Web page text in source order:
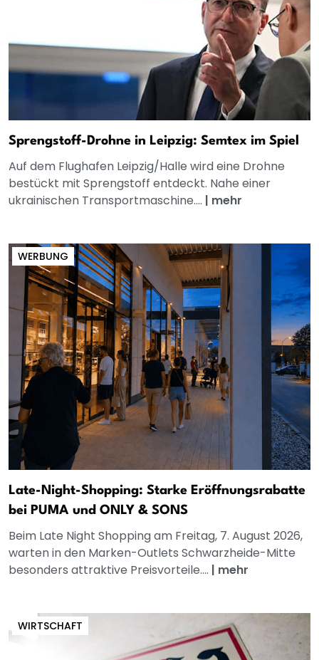
Sprengstoff-Drohne in Leipzig: Semtex im Spiel
Auf dem Flughafen Leipzig/Halle wird eine Drohne
bestückt mit Sprengstoff entdeckt. Nahe einer
ukrainischen Transportmaschine.... | mehr
WERBUNG
Late-Night-Shopping: Starke Eröffnungsrabatte
bei PUMA und ONLY & SONS
Beim Late Night Shopping am Freitag, 7. August 2026,
warten in den Marken-Outlets Schwarzheide-Mitte
besonders attraktive Preisvorteile.... | mehr
WIRTSCHAFT